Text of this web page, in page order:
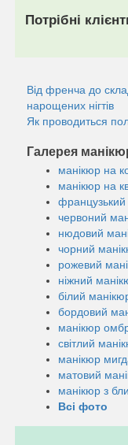
Потрібні
Від френча до
нарощених нігтів
Як проводиться
Галерея
манікюр на
манікюр на
червоний
нюдовий
чорний
рожевий
ніжний
білий
бордовий
манікюр
світлий
манікюр
матовий
манікюр з
Всі фото